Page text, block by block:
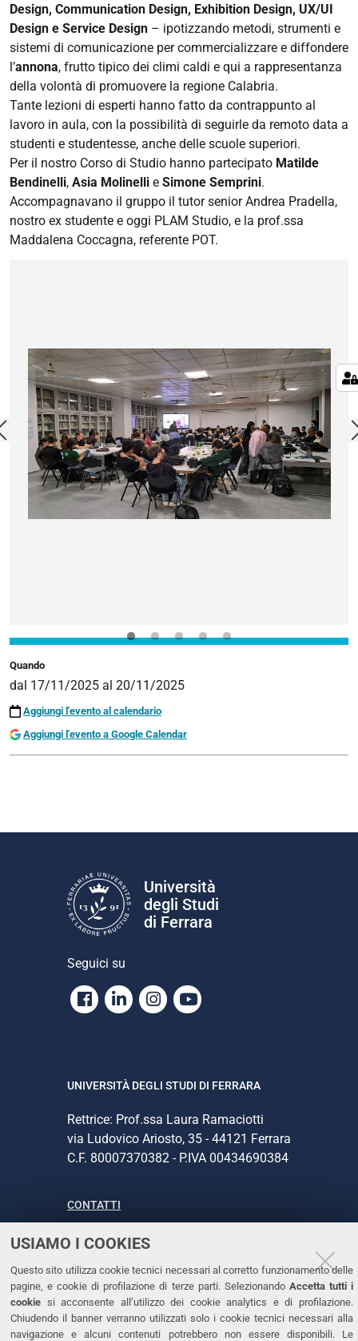
USIAMO I COOKIES
Questo sito utilizza cookie tecnici necessari al corretto funzionamento delle
pagine, e cookie di profilazione di terze parti. Selezionando Accetta tutti i
cookie si acconsente all’utilizzo dei cookie analytics e di profilazione.
Chiudendo il banner verranno utilizzati solo i cookie tecnici necessari alla
navigazione e alcuni contenuti potrebbero non essere disponibili. Le
11-
20T23:59:59+01:00
Reggio
Calabria,
17-
20
novembre
2025
Quando
dal 17/11/2025 al 20/11/2025
Aggiungi l'evento al calendario
Aggiungi l'evento a Google Calendar
Design, Communication Design, Exhibition Design, UX/UI
Design e Service Design – ipotizzando metodi, strumenti e
sistemi di comunicazione per commercializzare e diffondere
l’annona, frutto tipico dei climi caldi e qui a rappresentanza
della volontà di promuovere la regione Calabria.
Tante lezioni di esperti hanno fatto da contrappunto al
lavoro in aula, con la possibilità di seguirle da remoto data a
studenti e studentesse, anche delle scuole superiori.
Per il nostro Corso di Studio hanno partecipato Matilde
Bendinelli, Asia Molinelli e Simone Semprini.
Accompagnavano il gruppo il tutor senior Andrea Pradella,
nostro ex studente e oggi PLAM Studio, e la prof.ssa
Maddalena Coccagna, referente POT.
Università
degli Studi
di Ferrara
Seguici su
Facebook
LinkedinInstagram
Youtube
UNIVERSITÀ DEGLI STUDI DI FERRARA
Rettrice: Prof.ssa Laura Ramaciotti
via Ludovico Ariosto, 35 - 44121 Ferrara
C.F. 80007370382 - P.IVA 00434690384
CONTATTI
Tel. +39 0532 293111
PEC
LINKS